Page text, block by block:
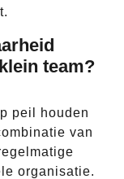
team?
peil houden
van
organisatie.